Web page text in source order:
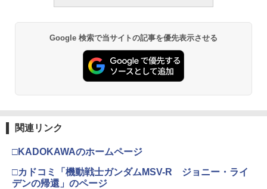
Google 検索で当サイトの記事を優先表示させる
関連リンク
□KADOKAWAのホームページ
□カドコミ「機動戦士ガンダムMSV-R ジョニー・ライ
デンの帰還」のページ